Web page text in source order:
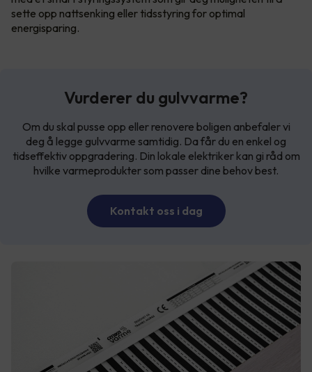
sette opp nattsenking eller tidsstyring for optimal
energisparing.
Vurderer du gulvvarme?
Om du skal pusse opp eller renovere boligen anbefaler vi
deg å legge gulvvarme samtidig. Da får du en enkel og
tidseffektiv oppgradering. Din lokale elektriker kan gi råd om
hvilke varmeprodukter som passer dine behov best.
Kontakt oss i dag